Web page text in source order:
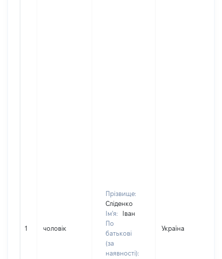
1 чоловік
Прізвище:
Сліденко
Ім'я:
Іван
По
батькові
(за
наявності):
Україна